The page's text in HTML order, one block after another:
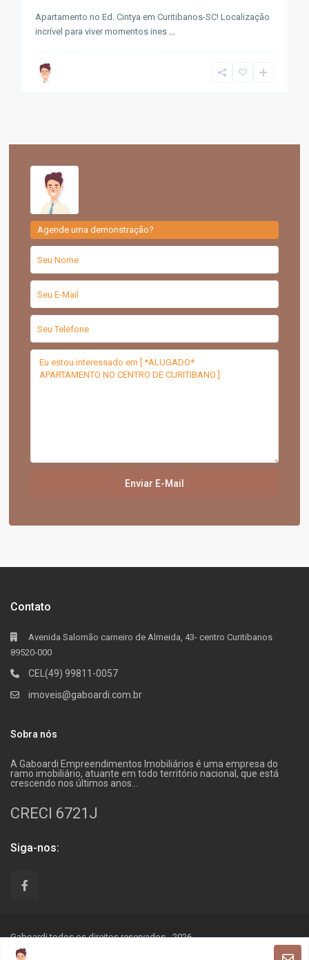
Apartamento no Ed. Cintya em Curitibanos-SC! Localização
incrível para viver momentos ines ...
Agende uma demonstração?
Contato
Avenida Salomão carneiro de Almeida, 43- centro Curitibanos
89520-000
CEL(49) 99811-0057
imoveis@gaboardi.com.br
Sobra nós
A Gaboardi Empreendimentos Imobiliários é uma empresa do
ramo imobiliário, atuante em todo território nacional, que está
crescendo nos últimos anos…
CRECI 6721J
Siga-nos:
Gaboardi todos os direitos reservados - 2026